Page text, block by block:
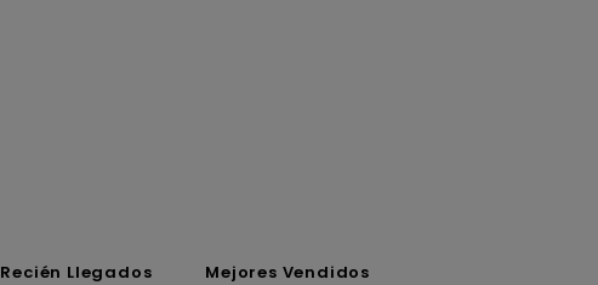
Recién Llegados Mejores Vendidos